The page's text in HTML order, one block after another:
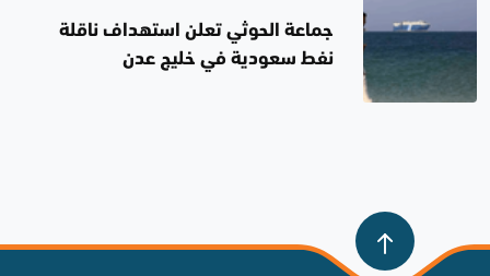
جماعة الحوثي تعلن استهداف ناقلة
نفط سعودية في خليج عدن